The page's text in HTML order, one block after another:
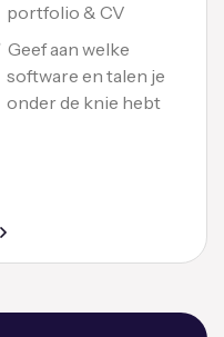
portfolio & CV
Geef aan welke
software en talen je
onder de knie hebt